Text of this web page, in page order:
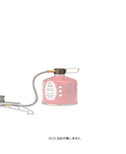
レビュー評価（高い
順）
価格（安い順）
価格（高い順）